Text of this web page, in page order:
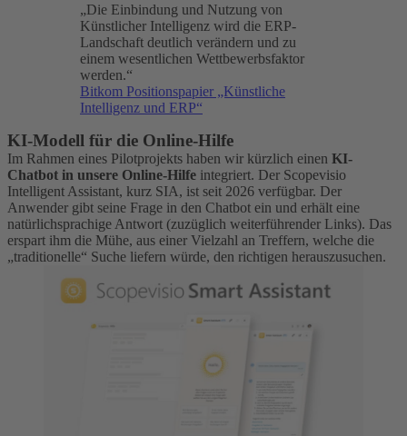
„Die Einbindung und Nutzung von
Künstlicher Intelligenz wird die ERP-
Landschaft deutlich verändern und zu
einem wesentlichen Wettbewerbsfaktor
werden.“
Bitkom Positionspapier „Künstliche
Intelligenz und ERP“
KI-Modell für die Online-Hilfe
Im Rahmen eines Pilotprojekts haben wir kürzlich einen KI-
Chatbot in unsere Online-Hilfe integriert. Der Scopevisio
Intelligent Assistant, kurz SIA, ist seit 2026 verfügbar. Der
Anwender gibt seine Frage in den Chatbot ein und erhält eine
natürlichsprachige Antwort (zuzüglich weiterführender Links). Das
erspart ihm die Mühe, aus einer Vielzahl an Treffern, welche die
„traditionelle“ Suche liefern würde, den richtigen herauszusuchen.